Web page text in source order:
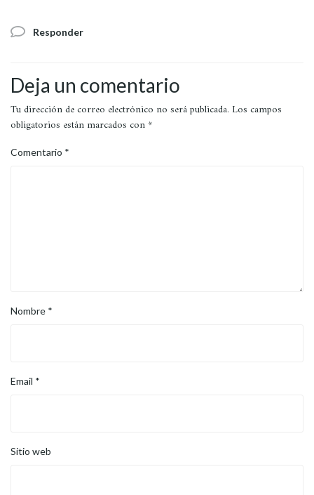
Responder
Deja un comentario
Tu dirección de correo electrónico no será publicada. Los campos
obligatorios están marcados con *
Comentario *
Nombre *
Email *
Sitio web